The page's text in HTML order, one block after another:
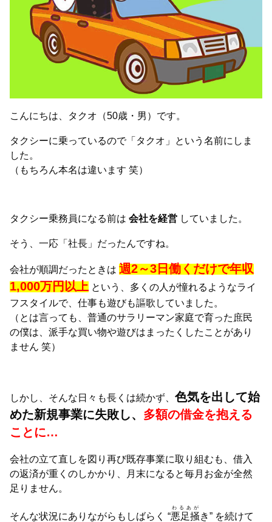
こんにちは、タクオ（50歳・男）です。
タクシーに乗っているので「タクオ」という名前にしま
した。
（もちろん本名は違います 笑）
タクシー乗務員になる前は会社を経営 していました。
そう、一応「社長」だったんですね。
会社が順調だったときは週2～3日働くだけで年収
1,000万円以上 という、多くの人が憧れるようなライ
フスタイルで、仕事も遊びも謳歌していました。
（とは言っても、普通のサラリーマン家庭で育った庶民
の僕は、派手な買い物や遊びはまったくしたことがあり
ません 笑）
しかし、そんな日々も長くは続かず、色気を出して始
めた新規事業に失敗し、 多額の借金を抱える
ことに…
会社の立て直しを図り再び既存事業に取り組むも、借入
の返済が重くのしかかり、月末になると毎月お金が全然
足りません。
そんな状況にありながらもしばらく “悪足掻
わるあが
き” を続けて